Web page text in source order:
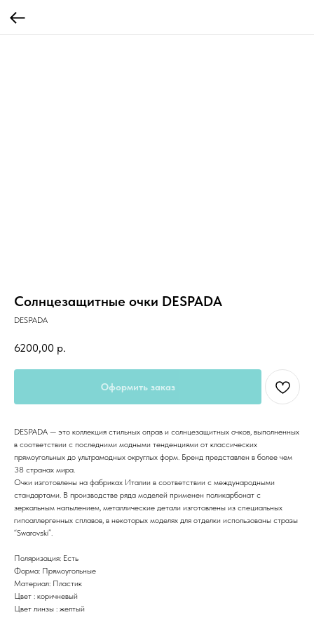
Солнцезащитные очки DESPADA
DESPADA
6200,00 р.
Оформить заказ
DESPADA — это коллекция стильных оправ и солнцезащитных очков, выполненных
в соответствии с последними модными тенденциями от классических
прямоугольных до ультрамодных округлых форм. Бренд представлен в более чем
38 странах мира.
Очки изготовлены на фабриках Италии в соответствии с международными
стандартами. В производстве ряда моделей применен поликарбонат с
зеркальным напылением, металлические детали изготовлены из специальных
гипоаллергенных сплавов, в некоторых моделях для отделки использованы стразы
“Swarovski”.
Поляризация: Есть
Форма: Прямоугольные
Материал: Пластик
Цвет : коричневый
Цвет линзы : желтый